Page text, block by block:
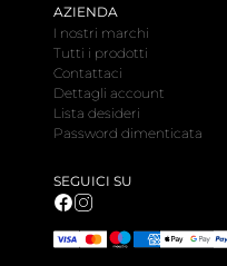
AZIENDA
I nostri marchi
Tutti i prodotti
Contattaci
Dettagli account
Lista desideri
Password dimenticata
SEGUICI SU